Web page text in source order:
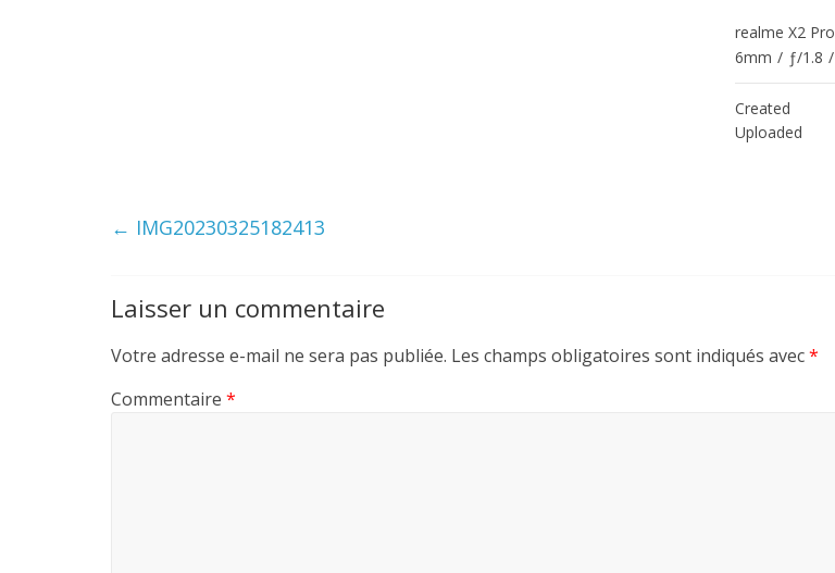
realme X2 Pro
6mm / ƒ/1.8 /
Created
Uploaded
← IMG20230325182413
Laisser un commentaire
Votre adresse e-mail ne sera pas publiée. Les champs obligatoires sont indiqués avec*
Commentaire *